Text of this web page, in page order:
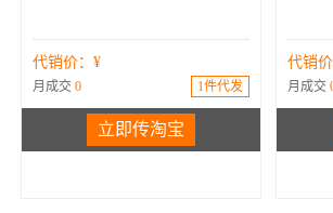
代销价：¥
月成交 0 1件代发
立即传淘宝
代销
月成交